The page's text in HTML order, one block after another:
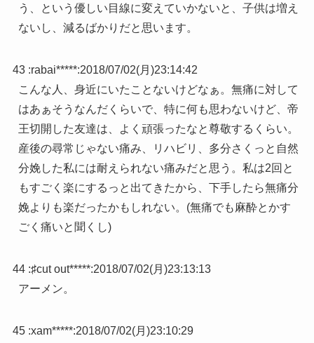
う、という優しい目線に変えていかないと、子供は増え
ないし、減るばかりだと思います。
43 :rabai*****:2018/07/02(月)23:14:42
こんな人、身近にいたことないけどなぁ。無痛に対して
はあぁそうなんだくらいで、特に何も思わないけど、帝
王切開した友達は、よく頑張ったなと尊敬するくらい。
産後の尋常じゃない痛み、リハビリ、多分さくっと自然
分娩した私には耐えられない痛みだと思う。私は2回と
もすごく楽にするっと出てきたから、下手したら無痛分
娩よりも楽だったかもしれない。(無痛でも麻酔とかす
ごく痛いと聞くし)
44 :♯cut out*****:2018/07/02(月)23:13:13
アーメン。
45 :xam*****:2018/07/02(月)23:10:29